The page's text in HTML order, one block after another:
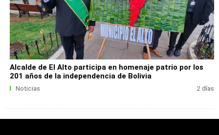
Alcalde de El Alto participa en homenaje patrio por los
201 años de la independencia de Bolivia
Noticias 2 días